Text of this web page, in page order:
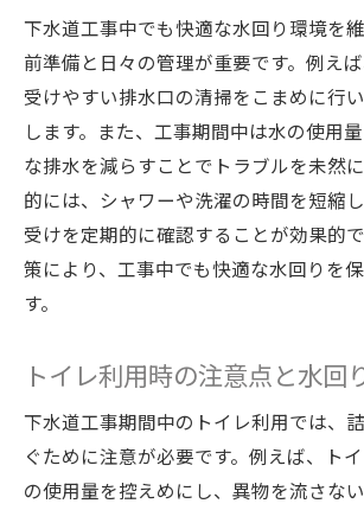
下水道工事中でも快適な水回り環境を
前準備と日々の管理が重要です。例え
受けやすい排水口の清掃をこまめに行
します。また、工事期間中は水の使用
な排水を減らすことでトラブルを未然
的には、シャワーや洗濯の時間を短縮
受けを定期的に確認することが効果的
策により、工事中でも快適な水回りを
す。
トイレ利用時の注意点と水回
下水道工事期間中のトイレ利用では、
ぐために注意が必要です。例えば、ト
の使用量を控えめにし、異物を流さな